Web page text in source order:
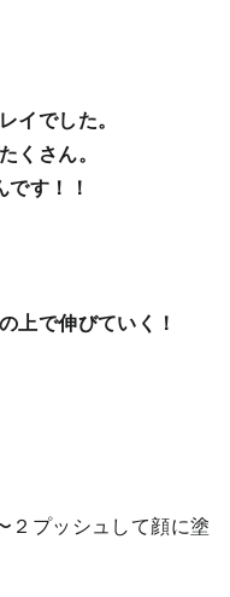
イでした。
くさん。
です！！
上で伸びていく！
２プッシュして顔に塗